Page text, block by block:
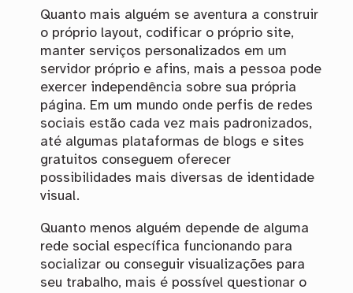
Quanto mais alguém se aventura a construir
o próprio layout, codificar o próprio site,
manter serviços personalizados em um
servidor próprio e afins, mais a pessoa pode
exercer independência sobre sua própria
página. Em um mundo onde perfis de redes
sociais estão cada vez mais padronizados,
até algumas plataformas de blogs e sites
gratuitos conseguem oferecer
possibilidades mais diversas de identidade
visual.
Quanto menos alguém depende de alguma
rede social específica funcionando para
socializar ou conseguir visualizações para
seu trabalho, mais é possível questionar o